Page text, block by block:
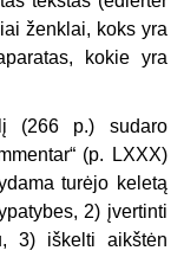
ženklai, koks yra
kokie yra
(266 p.) sudaro
(p. LXXX)
turėjo keletą
2) įvertinti
3) iškelti aikštėn